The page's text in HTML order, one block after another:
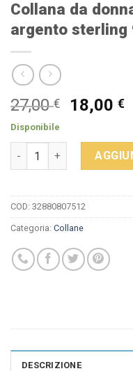
Collana da
argento sterling
27,00€
Il
era:
27,00 €.
18,00€Il
Disponibile
Collana da donna con
COD: 32880807512
Categoria: Collane
DESCRIZIONE